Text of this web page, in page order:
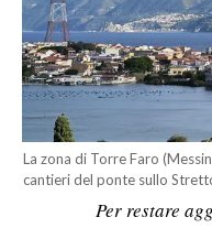
CALCIO
CALCIO REGIONALE
BASKET
VOLLEY
MOTORI
TENNIS
ALTRI SPORT
La zona di Torre Faro
cantieri del ponte sullo
Per restare